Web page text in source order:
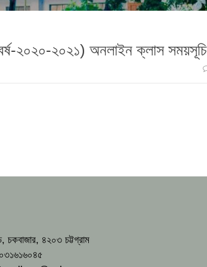
২০২০-২০২১) অনলাইন ক্লাস সময়সূচি
৪২০৩ চট্টগ্রাম